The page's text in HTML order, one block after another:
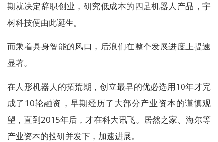
期就决定辞职创业，研究低成本的四足机器人产品，宇
树科技便由此诞生。
而乘着具身智能的风口，后浪们在整个发展进度上提速
显著。
在人形机器人的拓荒期，创立最早的优必选用10年才完
成了10轮融资，早期经历了大部分产业资本的谨慎观
望，直到2015年后，才在科大讯飞。居然之家、海尔等
产业资本的投研并发下，加速进展。